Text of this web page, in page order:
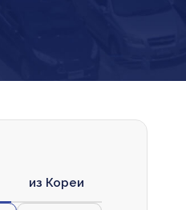
из Кореи